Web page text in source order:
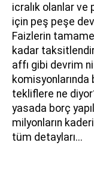
icralık olanlar
için peş peşe
Faizlerin
kadar
affı gibi devrim
tekliflere ne
yasada borç
milyonların
tüm detayları...